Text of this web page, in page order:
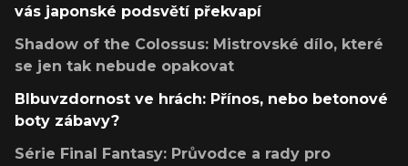
vás japonské podsvětí překvapí
Shadow of the Colossus: Mistrovské dílo, které
se jen tak nebude opakovat
Blbuvzdornost ve hrách: Přínos, nebo betonové
boty zábavy?
Série Final Fantasy: Průvodce a rady pro